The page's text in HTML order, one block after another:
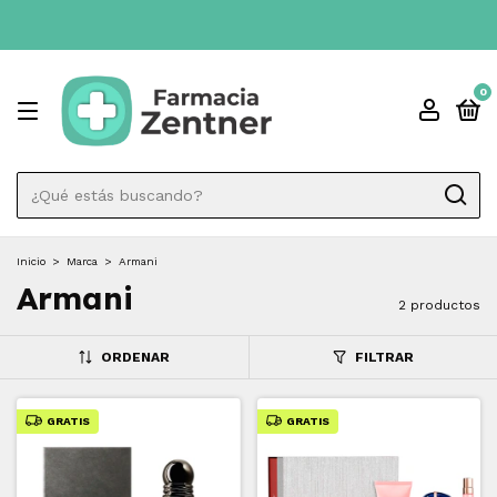
0
Inicio > Marca > Armani
Armani 2 productos
ORDENAR FILTRAR
GRATIS GRATIS